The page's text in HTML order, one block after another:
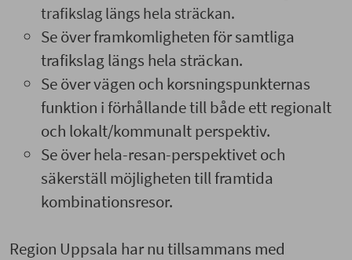
trafikslag längs hela sträckan.
Se över framkomligheten för samtliga
trafikslag längs hela sträckan.
Se över vägen och korsningspunkternas
funktion i förhållande till både ett regionalt
och lokalt/kommunalt perspektiv.
Se över hela-resan-perspektivet och
säkerställ möjligheten till framtida
kombinationsresor.
Region Uppsala har nu tillsammans med